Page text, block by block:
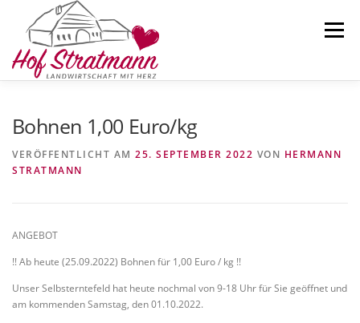
springen
Menü
SELBSTERNTEFELD
Bohnen 1,00 Euro/kg
VERÖFFENTLICHT AM 25. SEPTEMBER 2022 VON HERMANN
STRATMANN
ANGEBOT
!! Ab heute (25.09.2022) Bohnen für 1,00 Euro / kg !!
Unser Selbsterntefeld hat heute nochmal von 9-18 Uhr für Sie geöffnet und
am kommenden Samstag, den 01.10.2022.